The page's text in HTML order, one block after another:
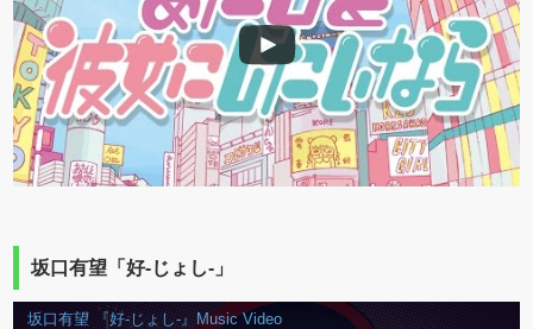
坂口有望「好-じょし-」
坂口有望 『好-じょし-』Music Video